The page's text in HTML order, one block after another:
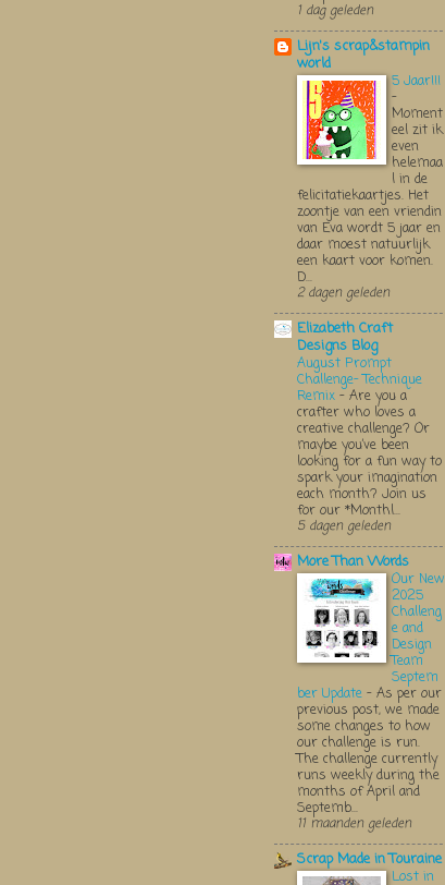
1 dag geleden
Lijn's scrap&stampin
world
5 Jaar!!!
-
Moment
eel zit ik
even
helemaa
l in de
felicitatiekaartjes. Het
zoontje van een vriendin
van Eva wordt 5 jaar en
daar moest natuurlijk
een kaart voor komen.
D...
2 dagen geleden
Elizabeth Craft
Designs Blog
August Prompt
Challenge- Technique
Remix - Are you a
crafter who loves a
creative challenge? Or
maybe you’ve been
looking for a fun way to
spark your imagination
each month? Join us
for our *Monthl...
5 dagen geleden
More Than Words
Our New
2025
Challeng
e and
Design
Team
Septem
ber Update - As per our
previous post, we made
some changes to how
our challenge is run.
The challenge currently
runs weekly during the
months of April and
Septemb...
11 maanden geleden
Scrap Made in Touraine
Lost in